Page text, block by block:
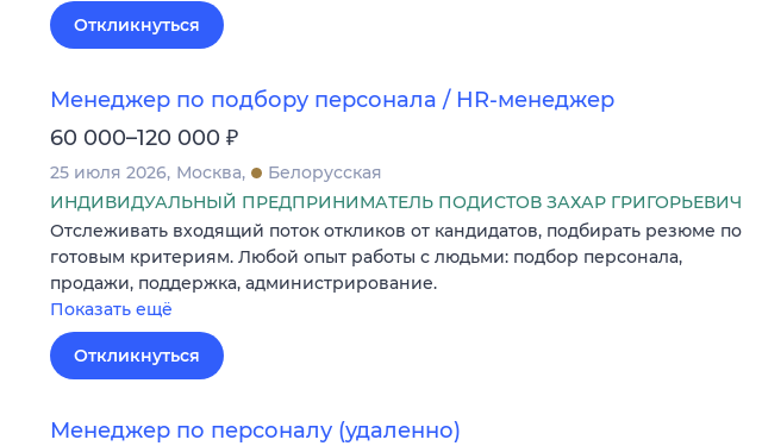
Откликнуться
Менеджер по подбору персонала / HR-менеджер
60 000–120 000 ₽
25 июля 2026 Москва
Белорусская
ИНДИВИДУАЛЬНЫЙ ПРЕДПРИНИМАТЕЛЬ ПОДИСТОВ ЗАХАР ГРИГОРЬЕВИЧ
Отслеживать входящий поток откликов от кандидатов, подбирать резюме по
готовым критериям. Любой опыт работы с людьми: подбор персонала,
продажи, поддержка, администрирование.
Показать ещё
Откликнуться
Менеджер по персоналу (удаленно)